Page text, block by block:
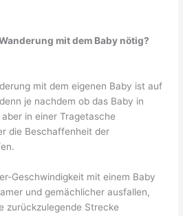
mit dem Baby nötig?
mit dem eigenen Baby ist auf
je nachdem ob das Baby in
in einer Tragetasche
die Beschaffenheit der
Geschwindigkeit mit einem Baby
und gemächlicher ausfallen,
zurückzulegende Strecke